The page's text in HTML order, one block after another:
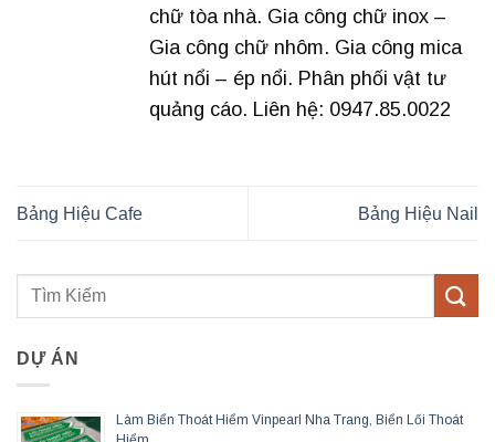
chữ tòa nhà. Gia công chữ inox –
Gia công chữ nhôm. Gia công mica
hút nổi – ép nổi. Phân phối vật tư
quảng cáo. Liên hệ: 0947.85.0022
Bảng Hiệu Cafe Bảng Hiệu Nail
DỰ ÁN
Làm Biển Thoát Hiểm Vinpearl Nha Trang, Biển Lối Thoát